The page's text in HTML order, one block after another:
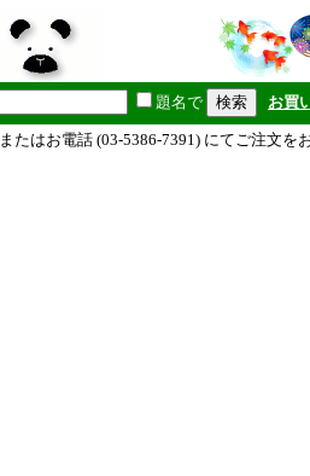
題名で お買
またはお電話 (03-5386-7391) にてご注文を